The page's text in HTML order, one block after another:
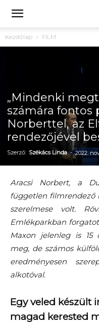
Kezdőlap FILM
„Mindenki
számára fontos
Norberttel, az
rendezőjével
Szerző: Székács Linda - 2022.
Aracsi Norbert, a
független filmrendező
szerelmese volt.
Emlékparkban
Maxon jelenleg is 15
meg, de számos
eredményesen
alkotóval.
Egy veled készült
magad kerested